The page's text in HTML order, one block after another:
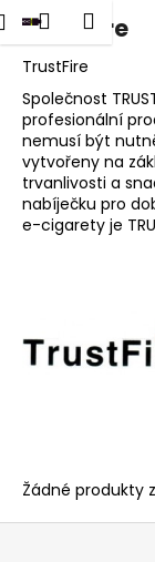
Přejít
na
obsah
Přihlášení
Nákupní
košík
Menu
TrustFire
TrustFire
Společnost
profesionální
nemusí být
vytvořeny na
trvanlivosti a
nabíječku pro
e-cigarety je
Žádné produkty
K
o Zpět
Zpět
C
o
p
o
t
u
n
a